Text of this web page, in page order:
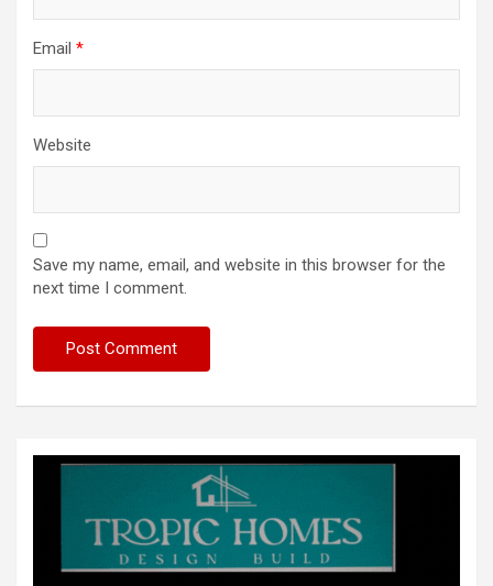
Email *
Website
Save my name, email, and website in this browser for the
next time I comment.